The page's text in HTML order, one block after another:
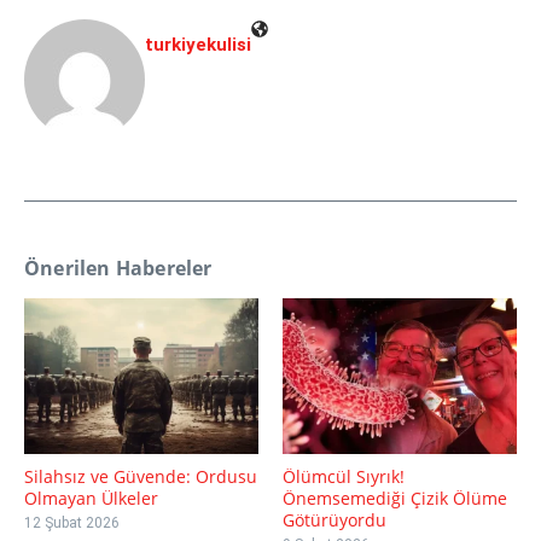
turkiyekulisi
Önerilen Habereler
Silahsız ve Güvende: Ordusu
Olmayan Ülkeler
12 Şubat 2026
Ölümcül Sıyrık!
Önemsemediği Çizik Ölüme
Götürüyordu